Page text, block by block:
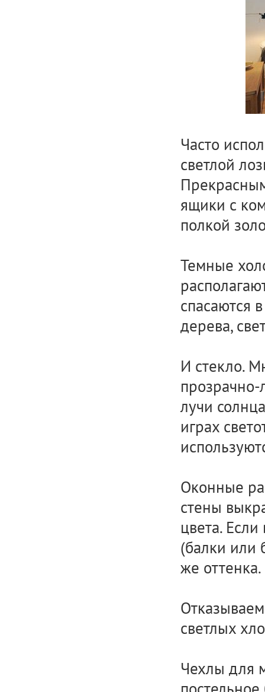
Часто
светлой
ящики с
полкой
Темные
спасаются
дерева,
И стекло.
лучи
играх
Оконные
стены
цвета.
(балки или
же оттенка.
светлых
Чехлы для